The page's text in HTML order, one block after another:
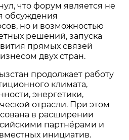
что форум является не
обсуждения
но и возможностью
решений, запуска
прямых связей
двух стран.
продолжает работу
климата,
энергетики,
отрасли. При этом
в расширении
партнёрами и
инициатив.